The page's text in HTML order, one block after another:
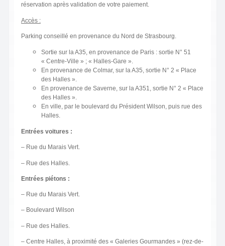
réservation après validation de votre paiement.
Accès :
Parking conseillé en provenance du Nord de Strasbourg.
Sortie sur la A35, en provenance de Paris : sortie N° 51
« Centre-Ville » ; « Halles-Gare ».
En provenance de Colmar, sur la A35, sortie N° 2 « Place
des Halles ».
En provenance de Saverne, sur la A351, sortie N° 2 « Place
des Halles ».
En ville, par le boulevard du Président Wilson, puis rue des
Halles.
Entrées voitures :
– Rue du Marais Vert.
– Rue des Halles.
Entrées piétons :
– Rue du Marais Vert.
– Boulevard Wilson
– Rue des Halles.
– Centre Halles, à proximité des « Galeries Gourmandes » (rez-de-